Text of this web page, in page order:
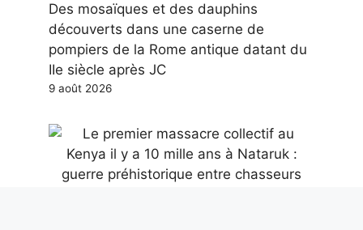
Des mosaïques et des dauphins
découverts dans une caserne de
pompiers de la Rome antique datant du
IIe siècle après JC
9 août 2026